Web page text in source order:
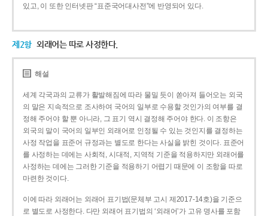
있고, 이 또한 인터넷판 “표준국어대사전”에 반영되어 있다.
제2항 외래어는 따로 사정한다.
해설
세계 각국과의 교류가 활발해짐에 따라 물밀 듯이 쏟아져 들어오는 외국
의 말은 지속적으로 조사하여 국어의 일부로 수용할 것인가의 여부를 결
정해 주어야 할 뿐 아니라, 그 표기 역시 결정해 주어야 한다. 이 조항은
외국의 말이 국어의 일부인 외래어로 인정될 수 있는 것인지를 결정하는
사정 작업을 표준어 규정과는 별도로 한다는 사실을 밝힌 것이다. 표준어
를 사정하는 데에는 사회적, 시대적, 지역적 기준을 적용하지만 외래어를
사정하는 데에는 그러한 기준을 적용하기 어렵기 때문에 이 조항을 따로
마련한 것이다.
이에 따라 외래어는 외래어 표기법(문체부 고시 제2017-14호)을 기준으
로 별도로 사정한다. 다만 외래어 표기법의 ‘외래어’가 고유 명사를 포함